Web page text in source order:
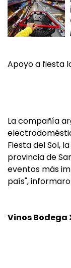
Apoyo a fiesta
La compañía
Fiesta del Sol,
provincia de
eventos más
país",
Vinos Bodega